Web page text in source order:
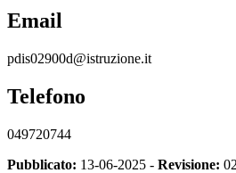
Email
pdis02900d@istruzione.it
Telefono
049720744
Pubblicato: 13-06-2025 - Revisione: